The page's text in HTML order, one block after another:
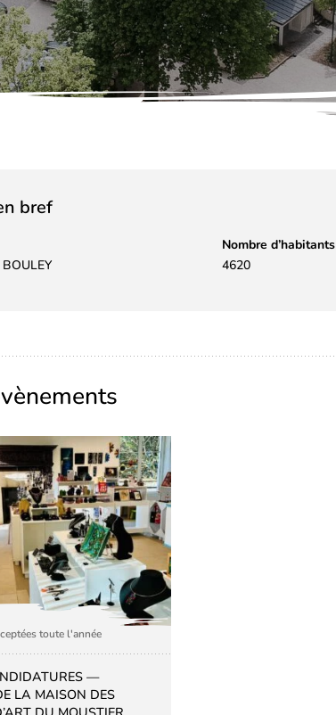
bref
Nombre d’habitants
4620
toute l'année
—
LA MAISON DES